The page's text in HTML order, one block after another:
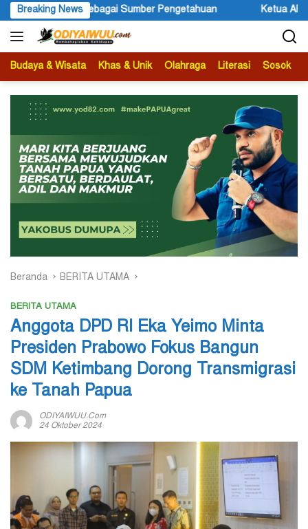
Langsung
ke
konten
Breaking News
Pengetahuan Ketua APS Papua Pegunungan
Budaya & Wisata Khas & Unik Olahraga Literasi Sosok
Beranda BERITA UTAMA
BERITA UTAMA
Anggota DPD RI Eka Yeimo Minta
Presiden Prabowo Fokus Bangun
SDM Ketimbang Dorong Transmigrasi
ke Tanah Papua
ODIYAIWUU.com
24 Oktober 2024